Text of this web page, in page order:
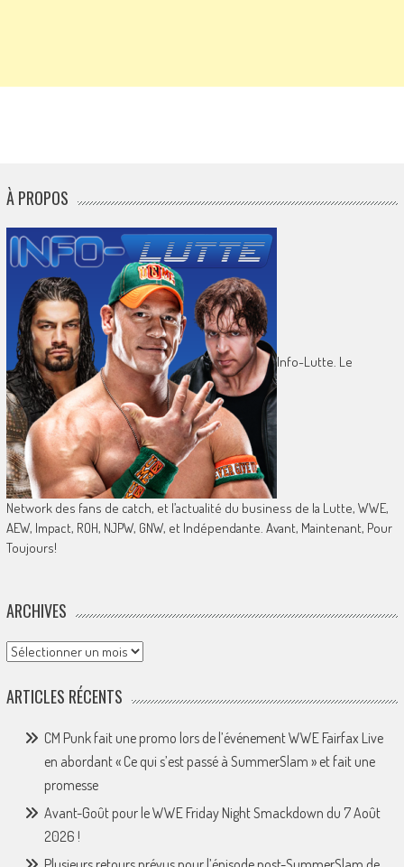
À PROPOS
Info-Lutte. Le
Network des fans de catch, et l’actualité du business de la Lutte, WWE,
AEW, Impact, ROH, NJPW, GNW, et Indépendante. Avant, Maintenant, Pour
Toujours!
ARCHIVES
Archives
ARTICLES RÉCENTS
CM Punk fait une promo lors de l’événement WWE Fairfax Live
en abordant « Ce qui s’est passé à SummerSlam » et fait une
promesse
Avant-Goût pour le WWE Friday Night Smackdown du 7 Août
2026 !